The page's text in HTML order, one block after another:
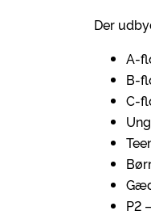
Der
A-
B-
C-
P2